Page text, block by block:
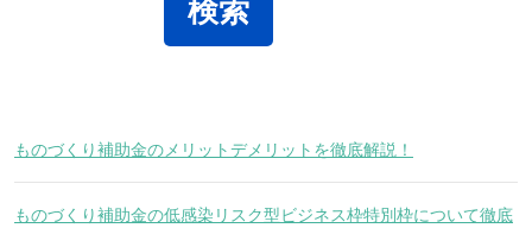
ものづくり補助金のメリットデメリットを徹底解説！
ものづくり補助金の低感染リスク型ビジネス枠特別枠について徹底